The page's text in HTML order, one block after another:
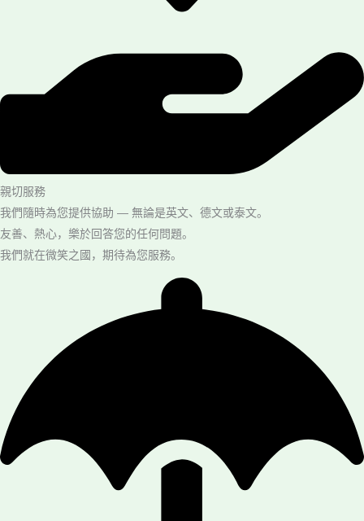
親切服務
我們隨時為您提供協助 — 無論是英文、德文或泰文。
友善、熱心，樂於回答您的任何問題。
我們就在微笑之國，期待為您服務。